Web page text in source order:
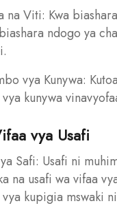
na Viti: Kwa
ndogo ya
vya Kunywa:
kunywa
vya Usafi
Safi: Usafi ni
na usafi wa vifaa
kupigia mswaki